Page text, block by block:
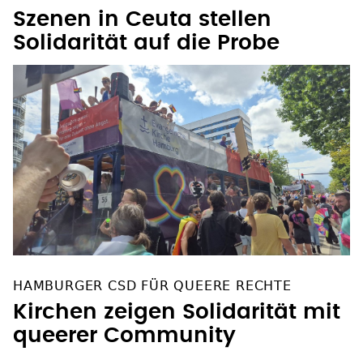
HÄRTETEST FÜR EUROPA
Szenen in Ceuta stellen
HAMBURGER CSD FÜR QUEERE RECHTE
Kirchen zeigen Solidarität mit
queerer Community